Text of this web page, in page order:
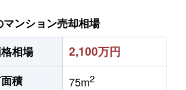
ンション売却相場
相場
2,100万円
積 75m2